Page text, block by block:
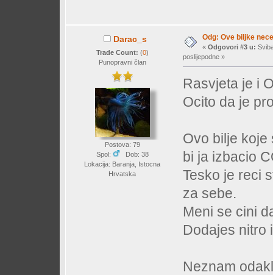
Darac_s
Trade Count: (0)
Punopravni član
Postova: 79
Spol:
Dob: 38
Lokacija: Baranja, Istocna
Hrvatska
Odg: Ove biljke
« Odgovori #3 u:
poslijepodne »
Rasvjeta je i
Ocito da je
Ovo bilje koje
bi ja izbacio
Tesko je reci
za sebe.
Meni se cini
Dodajes nitro
Neznam